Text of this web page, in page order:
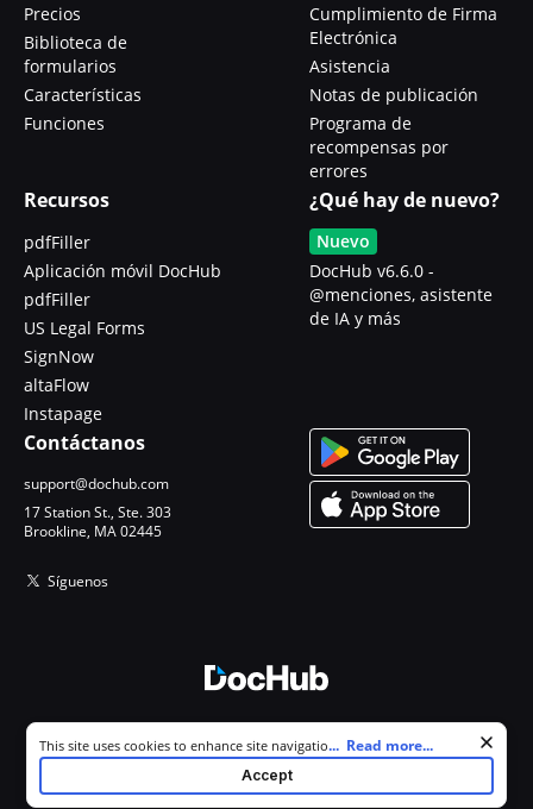
Precios
Biblioteca de
formularios
Características
Funciones
Cumplimiento de Firma
Electrónica
Asistencia
Notas de publicación
Programa de
recompensas por
errores
Recursos
pdfFiller
Aplicación móvil DocHub
pdfFiller
US Legal Forms
SignNow
altaFlow
Instapage
¿Qué hay de nuevo?
Nuevo
DocHub v6.6.0 -
@menciones, asistente
de IA y más
Contáctanos
support@dochub.com
17 Station St., Ste. 303
Brookline, MA 02445
Síguenos
Todos los derechos reservados.
Cookie consent notice
This site uses cookies to enhance site navigation and personalize
your experience. By using this site you agree to our use of cookies as
described in our
. You can modify your selections by
... Read more...
Accept